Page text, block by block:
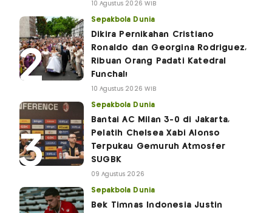
10 Agustus 2026 WIB
Sepakbola Dunia
Dikira Pernikahan Cristiano
Ronaldo dan Georgina Rodriguez,
Ribuan Orang Padati Katedral
Funchal!
10 Agustus 2026 WIB
Sepakbola Dunia
Bantai AC Milan 3-0 di Jakarta,
Pelatih Chelsea Xabi Alonso
Terpukau Gemuruh Atmosfer
SUGBK
09 Agustus 2026
Sepakbola Dunia
Bek Timnas Indonesia Justin